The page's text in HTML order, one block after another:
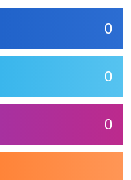
0
0
0